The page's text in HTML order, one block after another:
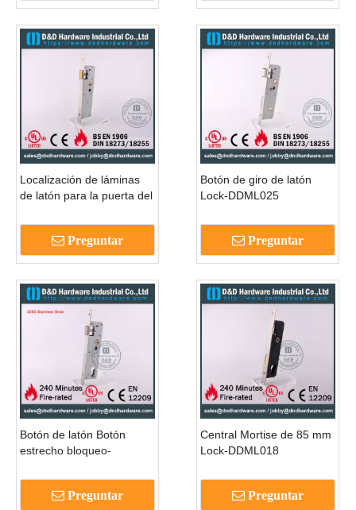
Localización de láminas
de latón para la puerta del
Preguntar
Botón de giro de latón
Lock-DDML025
Preguntar
Botón de latón Botón
estrecho bloqueo-
Preguntar
Central Mortise de 85 mm
Lock-DDML018
Preguntar